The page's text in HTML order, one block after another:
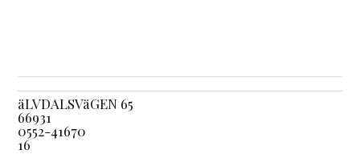
äLVDALSVäGEN 65
66931
0552-41670
16